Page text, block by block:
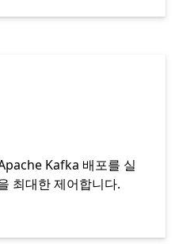
Kafka 배포를 실
최대한 제어합니다.